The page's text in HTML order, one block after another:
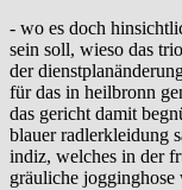
- wo es doch
sein soll, wieso das
der
für das in heilbronn
das gericht damit
blauer radlerkleidung
indiz, welches in der
gräuliche